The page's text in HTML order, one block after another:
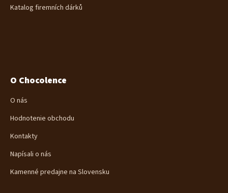
Katalog firemních dárků
O Chocolence
O nás
Hodnotenie obchodu
Kontakty
Napísali o nás
Kamenné predajne na Slovensku